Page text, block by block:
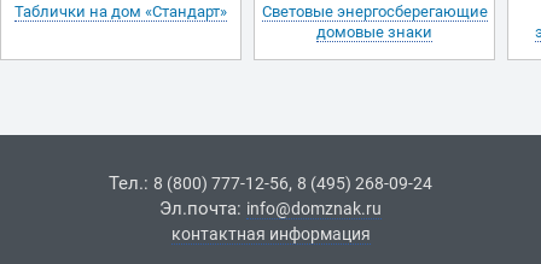
Таблички на дом «Стандарт»
Световые энергосберегающие
домовые знаки
Тел.: 8 (800) 777-12-56, 8 (495) 268-09-24
Эл.почта: info@domznak.ru
контактная информация